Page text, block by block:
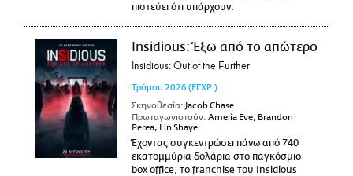
πιστεύει ότι υπάρχουν.
Insidious: Έξω από το απώτερο
Insidious: Out of the Further
Τρόμου 2026 (ΕΓΧΡ.)
Σκηνοθεσία: Jacob Chase
Πρωταγωνιστούν: Amelia Eve, Brandon
Perea, Lin Shaye
Έχοντας συγκεντρώσει πάνω από 740
εκατομμύρια δολάρια στο παγκόσμιο
box office, το franchise του Insidious